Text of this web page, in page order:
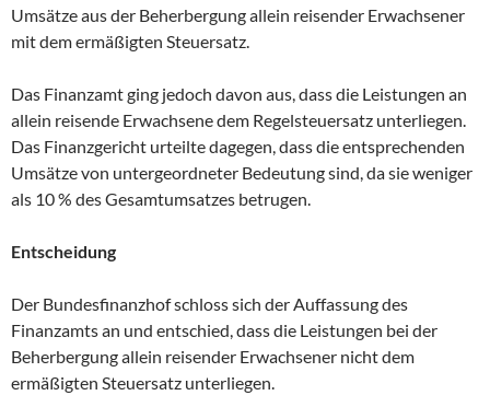
Umsätze aus der Beherbergung allein reisender Erwachsener
mit dem ermäßigten Steuersatz.
Das Finanzamt ging jedoch davon aus, dass die Leistungen an
allein reisende Erwachsene dem Regelsteuersatz unterliegen.
Das Finanzgericht urteilte dagegen, dass die entsprechenden
Umsätze von untergeordneter Bedeutung sind, da sie weniger
als 10 % des Gesamtumsatzes betrugen.
Entscheidung
Der Bundesfinanzhof schloss sich der Auffassung des
Finanzamts an und entschied, dass die Leistungen bei der
Beherbergung allein reisender Erwachsener nicht dem
ermäßigten Steuersatz unterliegen.